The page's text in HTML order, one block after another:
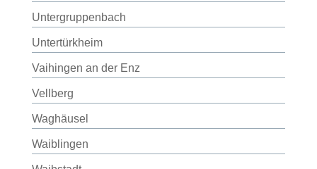
Untergruppenbach
Untertürkheim
Vaihingen an der Enz
Vellberg
Waghäusel
Waiblingen